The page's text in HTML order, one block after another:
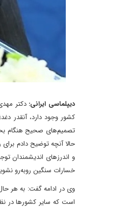
دیپلماسی ایرانی:دکتر
کشور وجود دارد، آنقدر
تصمیم‌های صحیح هنگام
حالا آنچه توضیح دادم
و اندرزهای اندیشمندان
خسارات سنگین روبه‌رو
است که سایر کشورها در